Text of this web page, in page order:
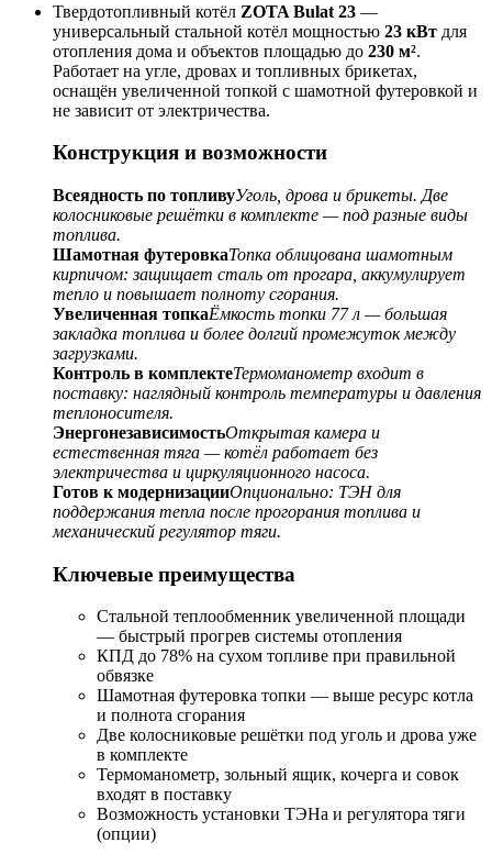
Твердотопливный котёл ZOTA Bulat 23 —
универсальный стальной котёл мощностью 23 кВт для
отопления дома и объектов площадью до 230 м².
Работает на угле, дровах и топливных брикетах,
оснащён увеличенной топкой с шамотной футеровкой и
не зависит от электричества.
Конструкция и возможности
Всеядность по топливуУголь, дрова и брикеты. Две
колосниковые решётки в комплекте — под разные виды
топлива.
Шамотная футеровкаТопка облицована шамотным
кирпичом: защищает сталь от прогара, аккумулирует
тепло и повышает полноту сгорания.
Увеличенная топкаЁмкость топки 77 л — большая
закладка топлива и более долгий промежуток между
загрузками.
Контроль в комплектеТермоманометр входит в
поставку: наглядный контроль температуры и давления
теплоносителя.
ЭнергонезависимостьОткрытая камера и
естественная тяга — котёл работает без
электричества и циркуляционного насоса.
Готов к модернизацииОпционально: ТЭН для
поддержания тепла после прогорания топлива и
механический регулятор тяги.
Ключевые преимущества
Стальной теплообменник увеличенной площади
— быстрый прогрев системы отопления
КПД до 78% на сухом топливе при правильной
обвязке
Шамотная футеровка топки — выше ресурс котла
и полнота сгорания
Две колосниковые решётки под уголь и дрова уже
в комплекте
Термоманометр, зольный ящик, кочерга и совок
входят в поставку
Возможность установки ТЭНа и регулятора тяги
(опции)